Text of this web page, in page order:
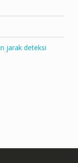
jarak deteksi